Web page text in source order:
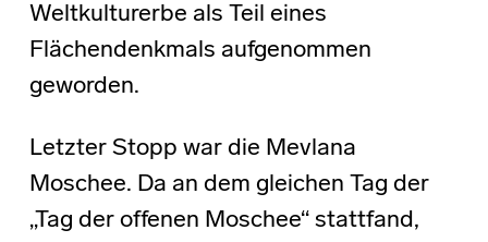
Weltkulturerbe als Teil eines
Flächendenkmals aufgenommen
geworden.
Letzter Stopp war die Mevlana
Moschee. Da an dem gleichen Tag der
„Tag der offenen Moschee“ stattfand,